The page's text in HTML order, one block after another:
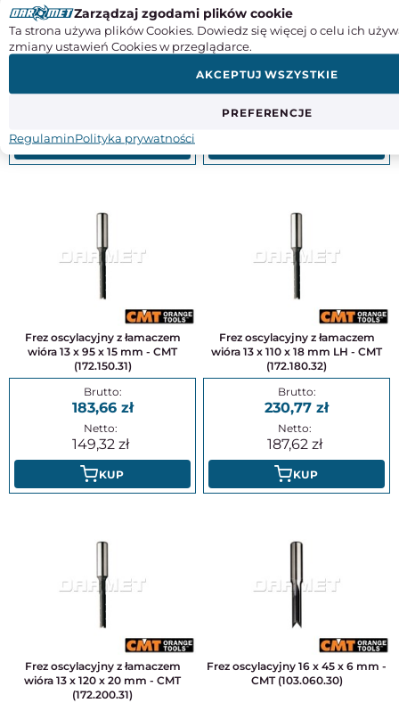
Frez oscylacyjny spiralny z
łamaczem wióra 13 x 90 x 12 mm -
CMT (160.120.31)
KUP
Frez oscylacyjny z łamaczem
(172.140.31)
150,14
122,06
Frez oscylacyjny z łamaczem
wióra 13 x 95 x 15 mm - CMT
(172.150.31)
183,66
149,32
KUP
Frez oscylacyjny z łamaczem
wióra 13 x 110 x 18 mm LH - CMT
(172.180.32)
230,77
187,62
KUP
Frez oscylacyjny z łamaczem
wióra 13 x 120 x 20 mm - CMT
(172.200.31)
Frez oscylacyjny 16 x 45 x 6 mm -
CMT (103.060.30)
Zarządzaj zgodami plików cookie
Ta strona używa plików Cookies. Dowiedz się więcej o celu ich
zmiany ustawień Cookies w przeglądarce.
PREFERENCJE
AKCEPTUJ WSZYSTKIE
RegulaminPolityka prywatności